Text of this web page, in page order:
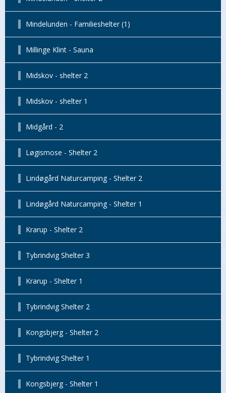
Mindelunden - Familieshelter (1)
Millinge Klint - Sauna
Midskov - shelter 2
Midskov - shelter 1
Midgård - 2
Løgismose - Shelter 2
Lindøgård Naturcamping - Shelter 2
Lindøgård Naturcamping - Shelter 1
Krarup - Shelter 2
Tybrindvig Shelter 3
Krarup - Shelter 1
Tybrindvig Shelter 2
Kongsbjerg - Shelter 2
Tybrindvig Shelter 1
Kongsbjerg - Shelter 1